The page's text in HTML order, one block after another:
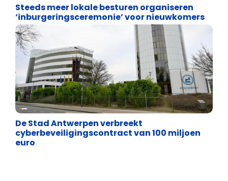
Steeds meer lokale besturen organiseren
‘inburgeringsceremonie’ voor nieuwkomers
Binnenland politiek
De Stad Antwerpen verbreekt
cyberbeveiligingscontract van 100 miljoen
euro